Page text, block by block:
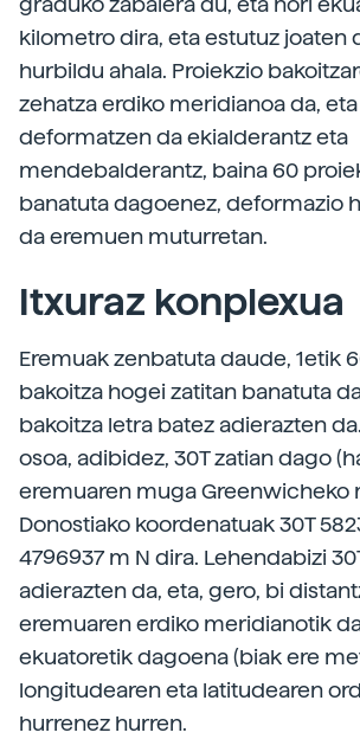
kilometro dira, eta estutuz joaten
hurbildu ahala. Proiekzio
zehatza erdiko meridianoa da,
deformatzen da ekialderantz eta
mendebalderantz, baina 60
banatuta dagoenez, deformazio
da eremuen muturretan.
Itxuraz konplexua
Eremuak zenbatuta daude, 1etik
bakoitza hogei zatitan banatuta
bakoitza letra batez adierazten
osoa, adibidez, 30T zatian dago
eremuaren muga Greenwicheko
Donostiako koordenatuak 30T
4796937 m N dira. Lehendabizi
adierazten da, eta, gero, bi
eremuaren erdiko meridianotik
ekuatoretik dagoena (biak ere
longitudearen eta latitudearen
hurrenez hurren.